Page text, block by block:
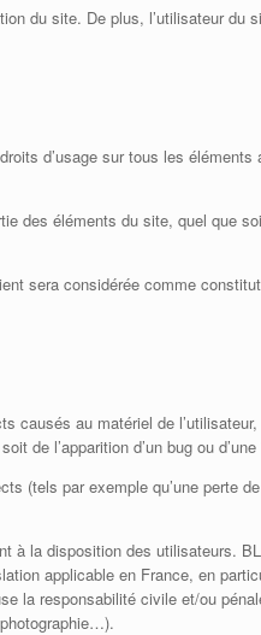
du site. De plus, l’utilisateur du
d’usage sur tous les
des éléments du site, quel que
sera considérée comme
causés au matériel de
de l’apparition d’un bug ou
(tels par exemple qu’une perte
la disposition des utilisateurs.
applicable en France, en
la responsabilité civile et/ou